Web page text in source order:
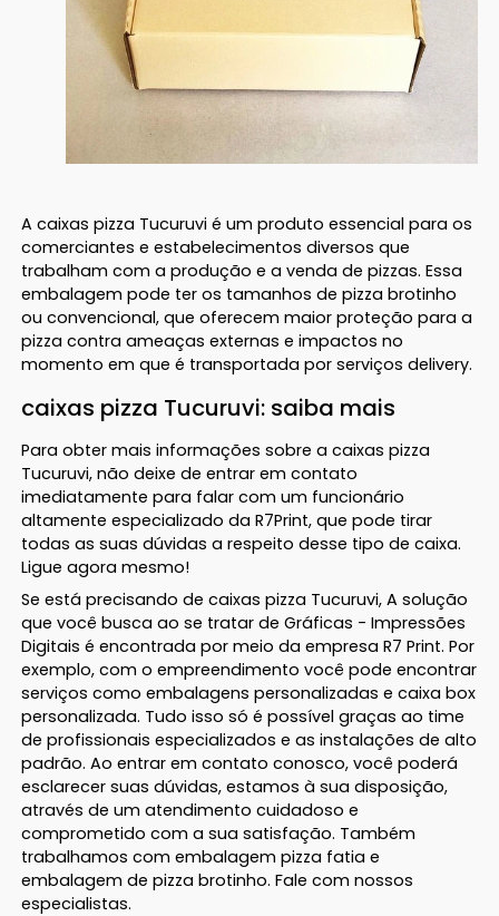
A caixas pizza Tucuruvi é um produto essencial para os
comerciantes e estabelecimentos diversos que
trabalham com a produção e a venda de pizzas. Essa
embalagem pode ter os tamanhos de pizza brotinho
ou convencional, que oferecem maior proteção para a
pizza contra ameaças externas e impactos no
momento em que é transportada por serviços delivery.
caixas pizza Tucuruvi: saiba mais
Para obter mais informações sobre a caixas pizza
Tucuruvi, não deixe de entrar em contato
imediatamente para falar com um funcionário
altamente especializado da R7Print, que pode tirar
todas as suas dúvidas a respeito desse tipo de caixa.
Ligue agora mesmo!
Se está precisando de caixas pizza Tucuruvi, A solução
que você busca ao se tratar de Gráficas - Impressões
Digitais é encontrada por meio da empresa R7 Print. Por
exemplo, com o empreendimento você pode encontrar
serviços como embalagens personalizadas e caixa box
personalizada. Tudo isso só é possível graças ao time
de profissionais especializados e as instalações de alto
padrão. Ao entrar em contato conosco, você poderá
esclarecer suas dúvidas, estamos à sua disposição,
através de um atendimento cuidadoso e
comprometido com a sua satisfação. Também
trabalhamos com embalagem pizza fatia e
embalagem de pizza brotinho. Fale com nossos
especialistas.